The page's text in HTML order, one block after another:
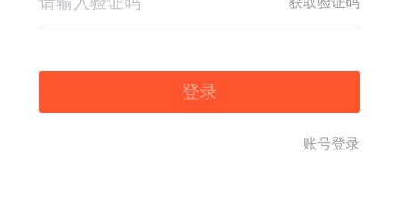
登录
账号登录